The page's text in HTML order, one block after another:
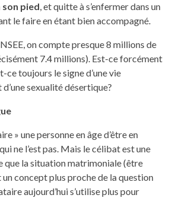
pied, et quitte à s’enfermer dans un
le faire en étant bien accompagné.
on compte presque 8 millions de
7.4 millions). Est-ce forcément
ce toujours le signe d’une vie
sexualité désertique?
» une personne en âge d’être en
ne l’est pas. Mais le célibat est une
que la situation matrimoniale (être
un concept plus proche de la question
aujourd’hui s’utilise plus pour